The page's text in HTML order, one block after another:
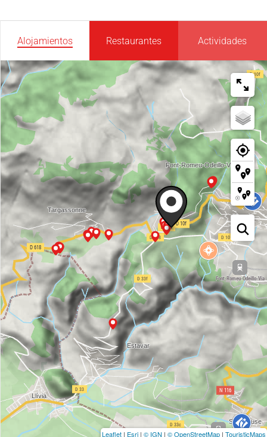
Alojamientos Restaurantes Actividades
Leaflet | Esri | © IGN | © OpenStreetMap | TouristicMaps